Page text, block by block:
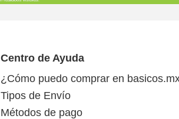
Centro de Ayuda
¿Cómo puedo comprar en
Tipos de Envío
Métodos de pago